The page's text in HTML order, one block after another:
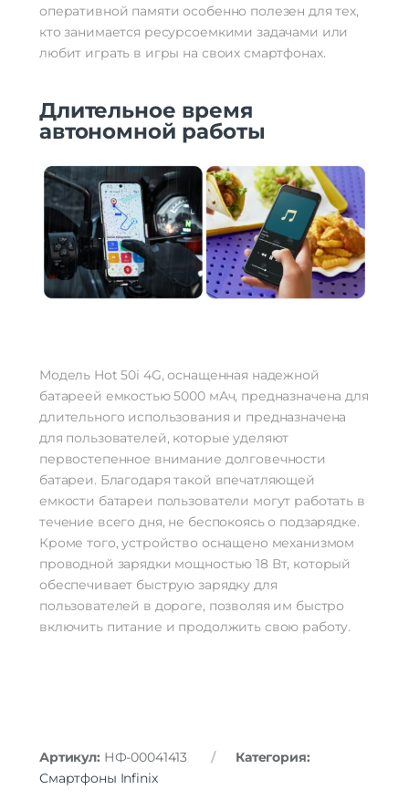
оперативной памяти особенно полезен для тех,
кто занимается ресурсоемкими задачами или
любит играть в игры на своих смартфонах.
Длительное время
автономной работы
Модель Hot 50i 4G, оснащенная надежной
батареей емкостью 5000 мАч, предназначена для
длительного использования и предназначена
для пользователей, которые уделяют
первостепенное внимание долговечности
батареи. Благодаря такой впечатляющей
емкости батареи пользователи могут работать в
течение всего дня, не беспокоясь о подзарядке.
Кроме того, устройство оснащено механизмом
проводной зарядки мощностью 18 Вт, который
обеспечивает быструю зарядку для
пользователей в дороге, позволяя им быстро
включить питание и продолжить свою работу.
Артикул: НФ-00041413
Категория:
Смартфоны Infinix